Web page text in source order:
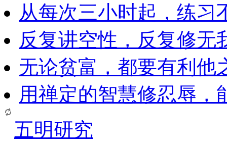
从每次三小时起，练习
反复讲空性，反复修无
无论贫富，都要有利他
用禅定的智慧修忍辱，
五明研究